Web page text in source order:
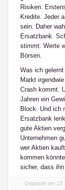
Risiken.
Kredite. Jeder
sein. Daher
Ersatzbank.
stimmt. Werte
Börsen.
Was ich
Markt
Crash kommt.
Jahren ein
Block. Und ich
Ersatzbank
gute Aktien
Unternehmen
wer Aktien
kommen
sicher, dass
Gepostet am